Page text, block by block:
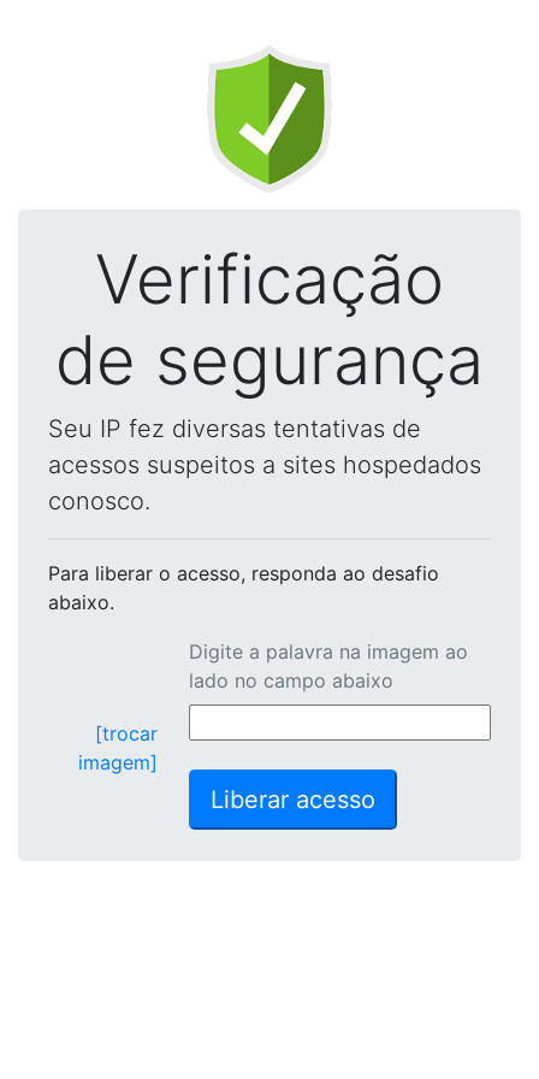
Verificação
de segurança
Seu IP fez diversas tentativas de
acessos suspeitos a sites hospedados
conosco.
Para liberar o acesso, responda ao desafio
abaixo.
[trocar
imagem]
Digite a palavra na imagem ao
lado no campo abaixo